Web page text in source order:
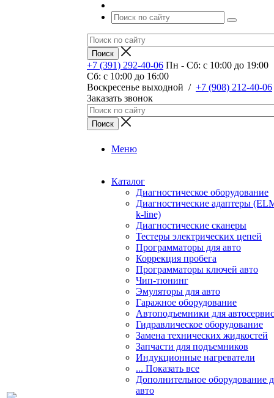
+7 (391) 292-40-06 Пн - Сб: c 10:00 до 19:00
Сб: c 10:00 до 16:00
​Воскресенье выходной / +7 (908) 212-40-06
Заказать звонок
Меню
Каталог
Диагностическое оборудование
Диагностические адаптеры
k-line)
Диагностические сканеры
Тестеры электрических цепей
Программаторы для авто
Коррекция пробега
Программаторы ключей авто
Чип-тюнинг
Эмуляторы для авто
Гаражное оборудование
Автоподъемники для
Гидравлическое оборудование
Замена технических жидкостей
Запчасти для подъемников
Индукционные нагреватели
... Показать все
Дополнительное оборудование
авто